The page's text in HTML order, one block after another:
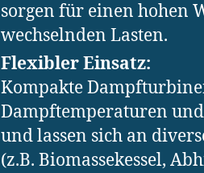
sorgen für einen hohen
wechselnden Lasten.
Flexibler Einsatz:
Kompakte
Dampftemperaturen
und lassen sich an
(z.B. Biomassekessel,